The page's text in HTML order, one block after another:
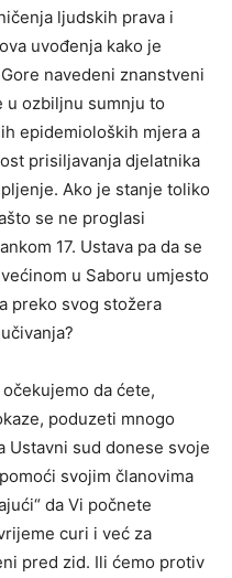
ljudskih prava i
uvođenja kako je
navedeni znanstveni
u ozbiljnu sumnju to
epidemioloških mjera a
prisiljavanja djelatnika
Ako je stanje toliko
se ne proglasi
17. Ustava pa da se
u Saboru umjesto
preko svog stožera
da ćete,
poduzeti mnogo
Ustavni sud donese svoje
svojim članovima
da Vi počnete
curi i već za
pred zid. Ili ćemo protiv